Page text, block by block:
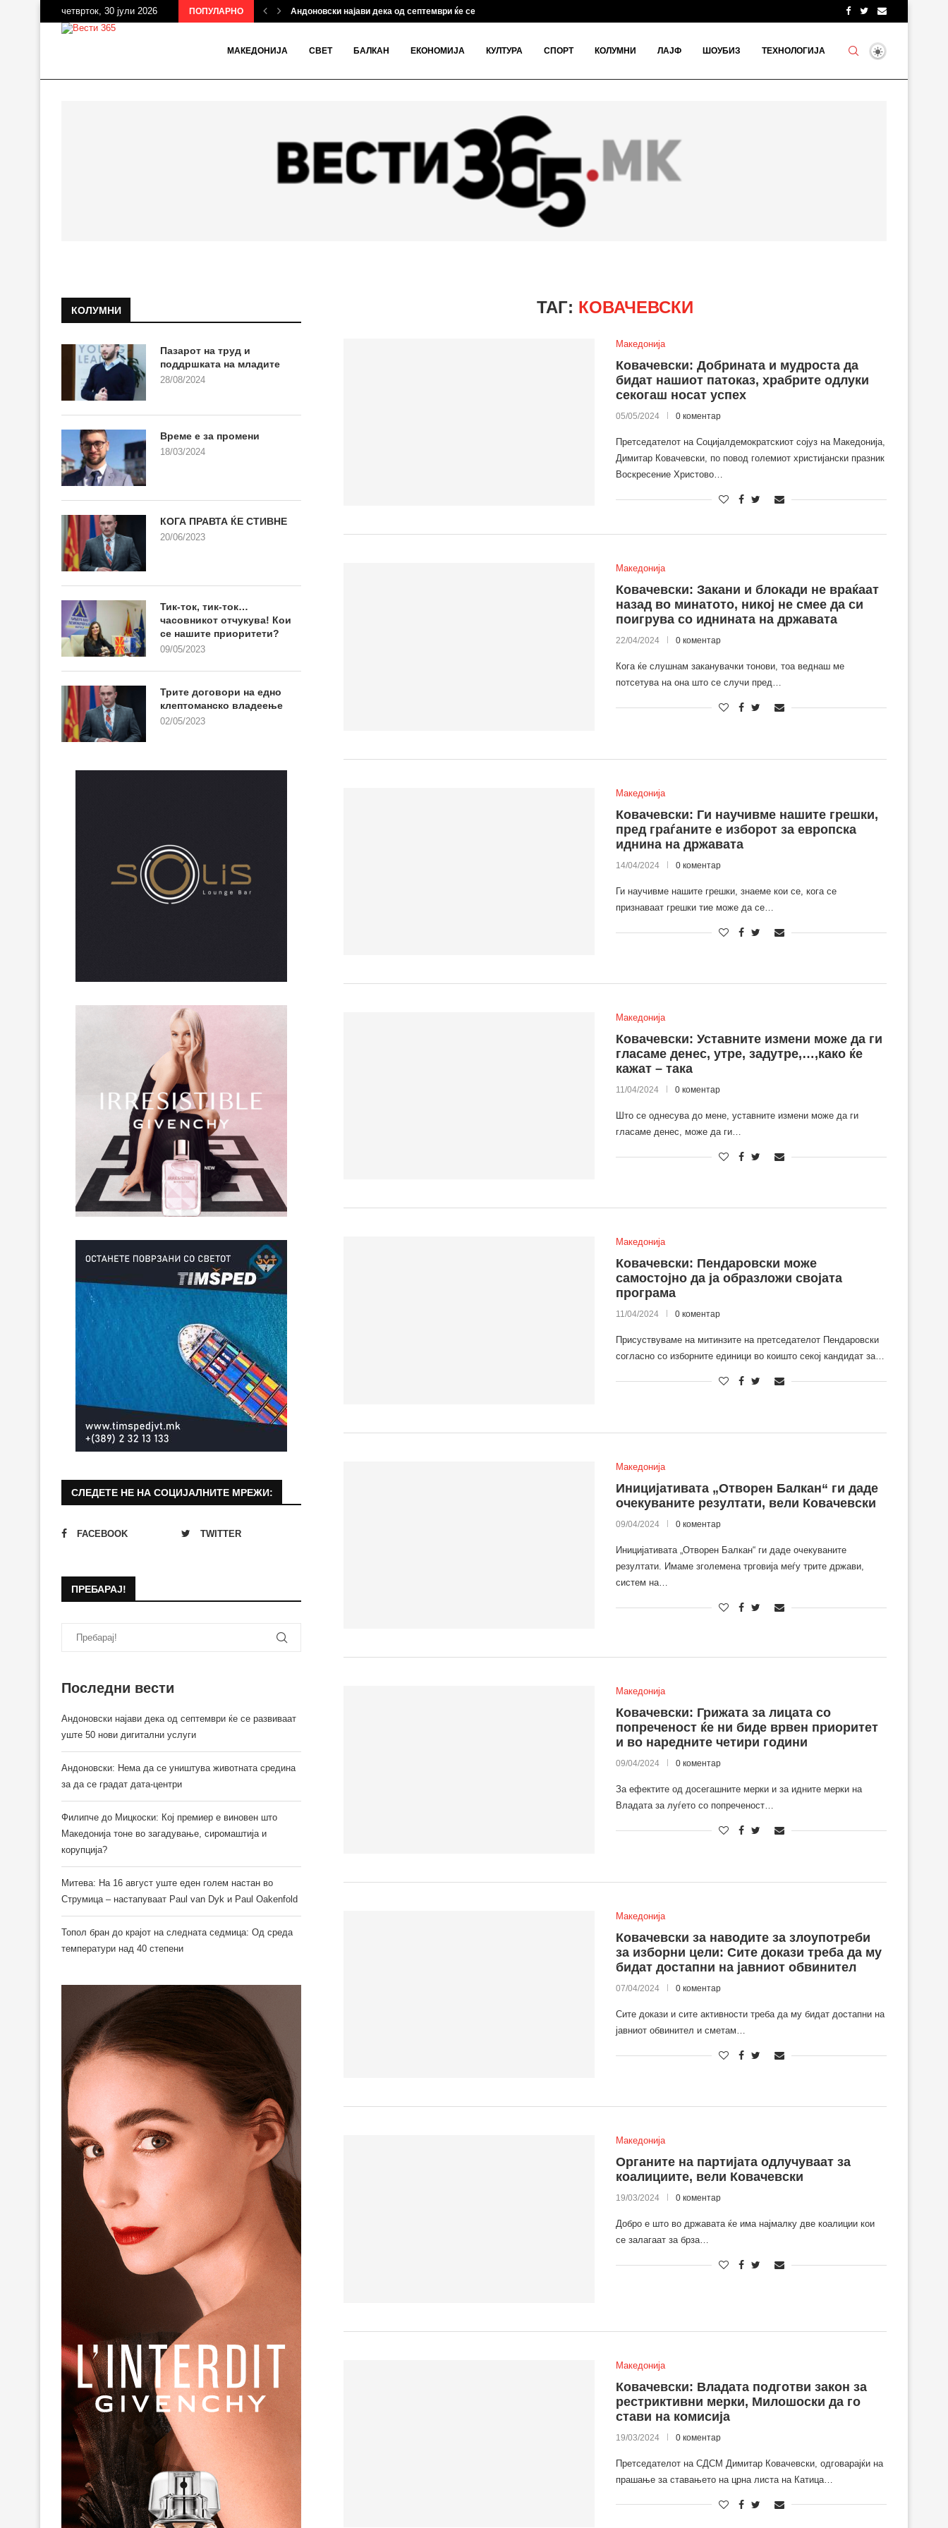
четврток, 30 јули 2026 ПОПУЛАРНО Андоновски најави дека од септември ќе се развиваат...
МАКЕДОНИЈА СВЕТ БАЛКАН ЕКОНОМИЈА КУЛТУРА СПОРТ КОЛУМНИ ЛАЈФ ШОУБИЗ ТЕХНОЛОГИЈА
ТАГ: КОВАЧЕВСКИ
Македонија
Ковачевски: Добрината и мудроста да
бидат нашиот патоказ, храбрите одлуки
секогаш носат успех
05/05/2024 0 коментар
Претседателот на Социјалдемократскиот сојуз на Македонија,
Димитар Ковачевски, по повод големиот христијански празник
Воскресение Христово…
Македонија
Ковачевски: Закани и блокади не враќаат
назад во минатото, никој не смее да си
поигрува со иднината на државата
22/04/2024 0 коментар
Кога ќе слушнам заканувачки тонови, тоа веднаш ме
потсетува на она што се случи пред…
Македонија
Ковачевски: Ги научивме нашите грешки,
пред граѓаните е изборот за европска
иднина на државата
14/04/2024 0 коментар
Ги научивме нашите грешки, знаеме кои се, кога се
признаваат грешки тие може да се…
Македонија
Ковачевски: Уставните измени може да ги
гласаме денес, утре, задутре,…,како ќе
кажат – така
11/04/2024 0 коментар
Што се однесува до мене, уставните измени може да ги
гласаме денес, може да ги…
Македонија
Ковачевски: Пендаровски може
самостојно да ја образложи својата
програма
11/04/2024 0 коментар
Присуствуваме на митинзите на претседателот Пендаровски
согласно со изборните единици во коишто секој кандидат за…
Македонија
Иницијативата „Отворен Балкан“ ги даде
очекуваните резултати, вели Ковачевски
09/04/2024 0 коментар
Иницијативата „Отворен Балкан“ ги даде очекуваните
резултати. Имаме зголемена трговија меѓу трите држави,
систем на…
Македонија
Ковачевски: Грижата за лицата со
попреченост ќе ни биде врвен приоритет
и во наредните четири години
09/04/2024 0 коментар
За ефектите од досегашните мерки и за идните мерки на
Владата за луѓето со попреченост…
Македонија
Ковачевски за наводите за злоупотреби
за изборни цели: Сите докази треба да му
бидат достапни на јавниот обвинител
07/04/2024 0 коментар
Сите докази и сите активности треба да му бидат достапни на
јавниот обвинител и сметам…
Македонија
Органите на партијата одлучуваат за
коалициите, вели Ковачевски
19/03/2024 0 коментар
Добро е што во државата ќе има најмалку две коалиции кои
се залагаат за брза…
Македонија
Ковачевски: Владата подготви закон за
рестриктивни мерки, Милошоски да го
стави на комисија
19/03/2024 0 коментар
Претседателот на СДСМ Димитар Ковачевски, одговарајќи на
прашање за ставањето на црна листа на Катица…
КОЛУМНИ
Пазарот на труд и
поддршката на младите
28/08/2024
Време е за промени
18/03/2024
КОГА ПРАВТА ЌЕ СТИВНЕ
20/06/2023
Тик-ток, тик-ток…
часовникот отчукува! Кои
се нашите приоритети?
09/05/2023
Трите договори на едно
клептоманско владеење
02/05/2023
СЛЕДЕТЕ НЕ НА СОЦИЈАЛНИТЕ МРЕЖИ:
FACEBOOK TWITTER
ПРЕБАРАЈ!
Последни вести
Андоновски најави дека од септември ќе се развиваат
уште 50 нови дигитални услуги
Андоновски: Нема да се уништува животната средина
за да се градат дата-центри
Филипче до Мицкоски: Кој премиер е виновен што
Македонија тоне во загадување, сиромаштија и
корупција?
Митева: На 16 август уште еден голем настан во
Струмица – настапуваат Paul van Dyk и Paul Oakenfold
Топол бран до крајот на следната седмица: Од среда
температури над 40 степени